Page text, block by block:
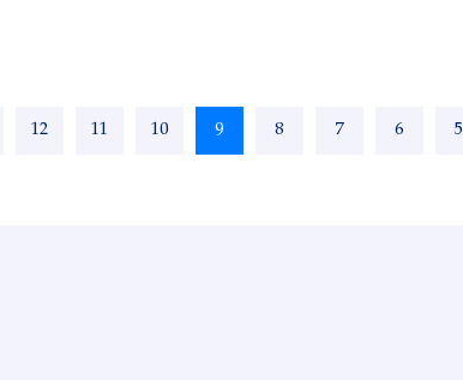
Page
5
Page
6
Page
7
Page
8
اوسنی
9
Page
10
Page
11
Page
12